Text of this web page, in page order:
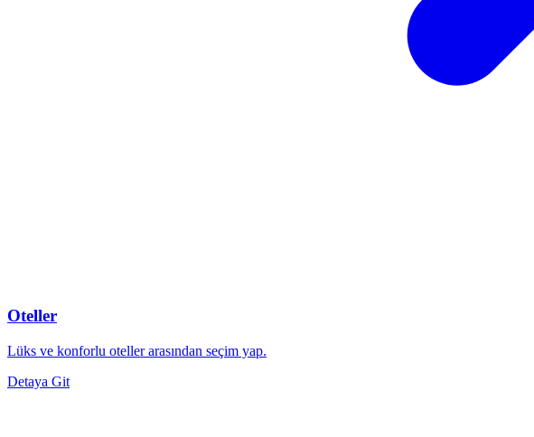
Oteller
Lüks ve konforlu oteller arasından seçim yap.
Detaya Git